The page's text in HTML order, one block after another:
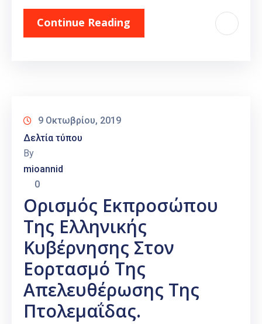
Continue Reading
9 Οκτωβρίου, 2019
Δελτία τύπου
By
mioannid
0
Ορισμός Εκπροσώπου
Της Ελληνικής
Κυβέρνησης Στον
Εορτασμό Της
Απελευθέρωσης Της
Πτολεμαΐδας.